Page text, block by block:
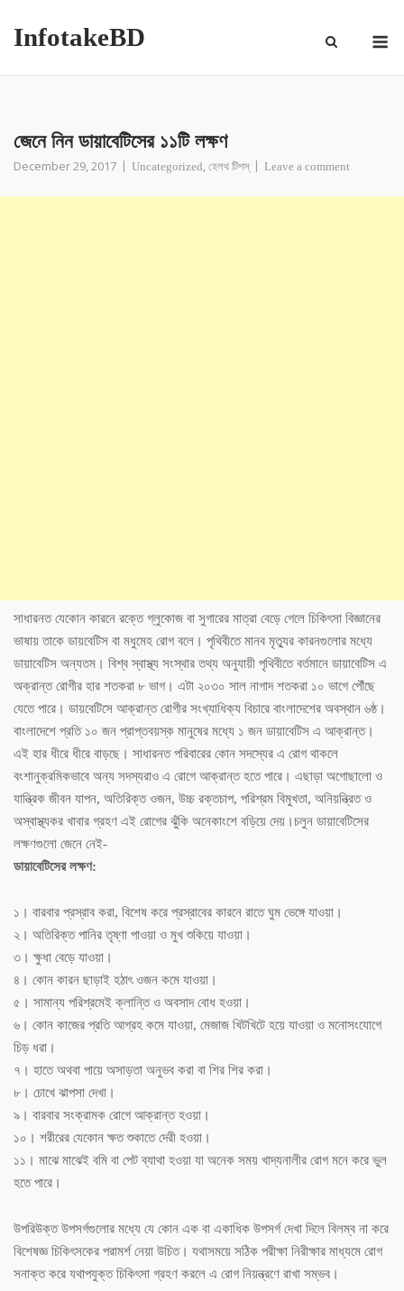
InfotakeBD
জেনে নিন ডায়াবেটিসের ১১টি লক্ষণ
December 29, 2017 Uncategorized, হেলথ টিপস্ Leave a comment
সাধারনত যেকোন কারনে রক্তে গ্লুকোজ বা সুগারের মাত্রা বেড়ে গেলে চিকিৎসা বিজ্ঞানের
ভাষায় তাকে ডায়বেটিস বা মধুমেহ রোগ বলে। পৃথিবীতে মানব মৃত্যুর কারনগুলোর মধ্যে
ডায়াবেটিস অন্যতম। বিশ্ব স্বাস্থ্য সংস্থার তথ্য অনুযায়ী পৃথিবীতে বর্তমানে ডায়াবেটিস এ
অক্রান্ত রোগীর হার শতকরা ৮ ভাগ। এটা ২০৩০ সাল নাগাদ শতকরা ১০ ভাগে পৌঁছে
যেতে পারে। ডায়বেটিসে আক্রান্ত রোগীর সংখ্যাধিক্য বিচারে বাংলাদেশের অবস্থান ৬ষ্ঠ।
বাংলাদেশে প্রতি ১০ জন প্রাপ্তবয়স্ক মানুষের মধ্যে ১ জন ডায়াবেটিস এ আক্রান্ত।
এই হার ধীরে ধীরে বাড়ছে। সাধারনত পরিবারের কোন সদস্যের এ রোগ থাকলে
বংশানুক্রমিকভাবে অন্য সদস্যরাও এ রোগে আক্রান্ত হতে পারে। এছাড়া অগোছালো ও
যান্ত্রিক জীবন যাপন, অতিরিক্ত ওজন, উচ্চ রক্তচাপ, পরিশ্রম বিমুখতা, অনিয়ন্ত্রিত ও
অস্বাস্থ্যকর খাবার গ্রহণ এই রোগের ঝুঁকি অনেকাংশে বড়িয়ে দেয়।চলুন ডায়াবেটিসের
লক্ষণগুলো জেনে নেই-
ডায়াবেটিসের লক্ষণ:
১। বারবার প্রস্রাব করা, বিশেষ করে প্রস্রাবের কারনে রাতে ঘুম ভেঙ্গে যাওয়া।
২। অতিরিক্ত পানির তৃষ্ণা পাওয়া ও মুখ শুকিয়ে যাওয়া।
৩। ক্ষুধা বেড়ে যাওয়া।
৪। কোন কারন ছাড়াই হঠাৎ ওজন কমে যাওয়া।
৫। সামান্য পরিশ্রমেই ক্লান্তি ও অবসাদ বোধ হওয়া।
৬। কোন কাজের প্রতি আগ্রহ কমে যাওয়া, মেজাজ খিটখিটে হয়ে যাওয়া ও মনোসংযোগে
চিড় ধরা।
৭। হাতে অথবা পায়ে অসাড়তা অনুভব করা বা শির শির করা।
৮। চোখে ঝাপসা দেখা।
৯। বারবার সংক্রামক রোগে আক্রান্ত হওয়া।
১০। শরীরের যেকোন ক্ষত শুকাতে দেরী হওয়া।
১১। মাঝে মাঝেই বমি বা পেট ব্যাথা হওয়া যা অনেক সময় খাদ্যনালীর রোগ মনে করে ভুল
হতে পারে।
উপরিউক্ত উপসর্গগুলোর মধ্যে যে কোন এক বা একাধিক উপসর্গ দেখা দিলে বিলম্ব না করে
বিশেষজ্ঞ চিকিৎসকের পরামর্শ নেয়া উচিত। যথাসময়ে সঠিক পরীক্ষা নিরীক্ষার মাধ্যমে রোগ
সনাক্ত করে যথাপযুক্ত চিকিৎসা গ্রহণ করলে এ রোগ নিয়ন্ত্রণে রাখা সম্ভব।